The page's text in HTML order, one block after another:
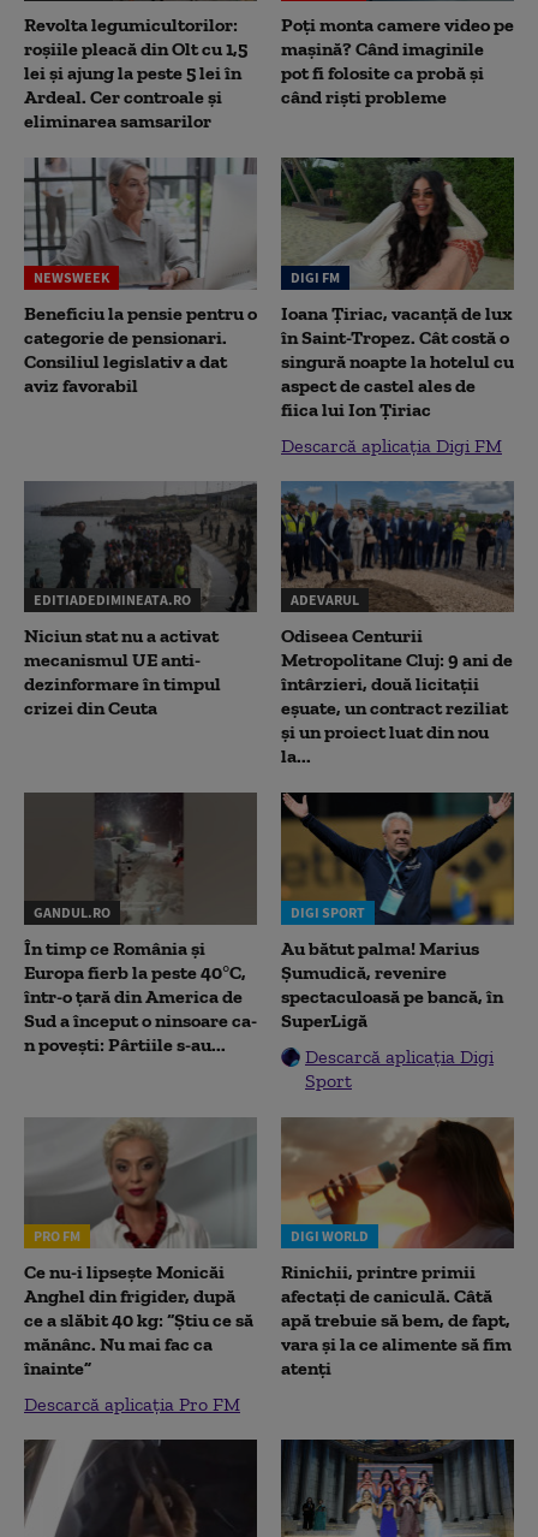
Revolta legumicultorilor:
roșiile pleacă din Olt cu 1,5
lei și ajung la peste 5 lei în
Ardeal. Cer controale și
eliminarea samsarilor
Poți monta camere video pe
mașină? Când imaginile
pot fi folosite ca probă și
când riști probleme
NEWSWEEK
Beneficiu la pensie pentru o
categorie de pensionari.
Consiliul legislativ a dat
aviz favorabil
DIGI FM
Ioana Țiriac, vacanță de lux
în Saint-Tropez. Cât costă o
singură noapte la hotelul cu
aspect de castel ales de
fiica lui Ion Țiriac
Descarcă aplicația Digi FM
EDITIADEDIMINEATA.RO
Niciun stat nu a activat
mecanismul UE anti-
dezinformare în timpul
crizei din Ceuta
ADEVARUL
Odiseea Centurii
Metropolitane Cluj: 9 ani de
întârzieri, două licitații
eșuate, un contract reziliat
și un proiect luat din nou
la...
GANDUL.RO
În timp ce România și
Europa fierb la peste 40°C,
într-o țară din America de
Sud a început o ninsoare ca-
n povești: Pârtiile s-au...
DIGI SPORT
Au bătut palma! Marius
Șumudică, revenire
spectaculoasă pe bancă, în
SuperLigă
Descarcă aplicația Digi
Sport
PRO FM
Ce nu-i lipsește Monicăi
Anghel din frigider, după
ce a slăbit 40 kg: “Știu ce să
mănânc. Nu mai fac ca
înainte”
Descarcă aplicația Pro FM
DIGI WORLD
Rinichii, printre primii
afectați de caniculă. Câtă
apă trebuie să bem, de fapt,
vara și la ce alimente să fim
atenți